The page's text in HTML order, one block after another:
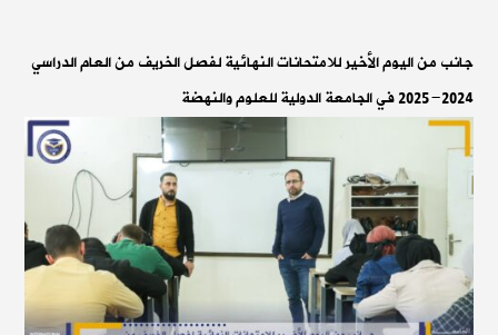
جانب من اليوم الأخير للامتحانات النهائية لفصل الخريف من العام الدراسي
2024-2025 في الجامعة الدولية للعلوم والنهضة